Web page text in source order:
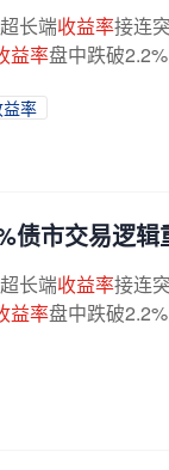
长端收益率接连
益率盘中跌破
率
债市交易逻辑
长端收益率接连
益率盘中跌破